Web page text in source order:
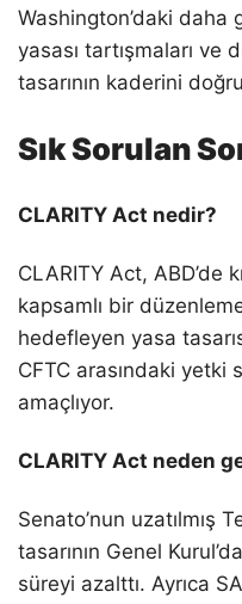
Washington’daki daha
yasası tartışmaları ve
tasarının kaderini
Sık Sorulan
CLARITY Act nedir?
CLARITY Act, ABD’de
kapsamlı bir
hedefleyen yasa
CFTC arasındaki yetki
amaçlıyor.
CLARITY Act neden
Senato’nun uzatılmış
tasarının Genel
süreyi azalttı. Ayrıca